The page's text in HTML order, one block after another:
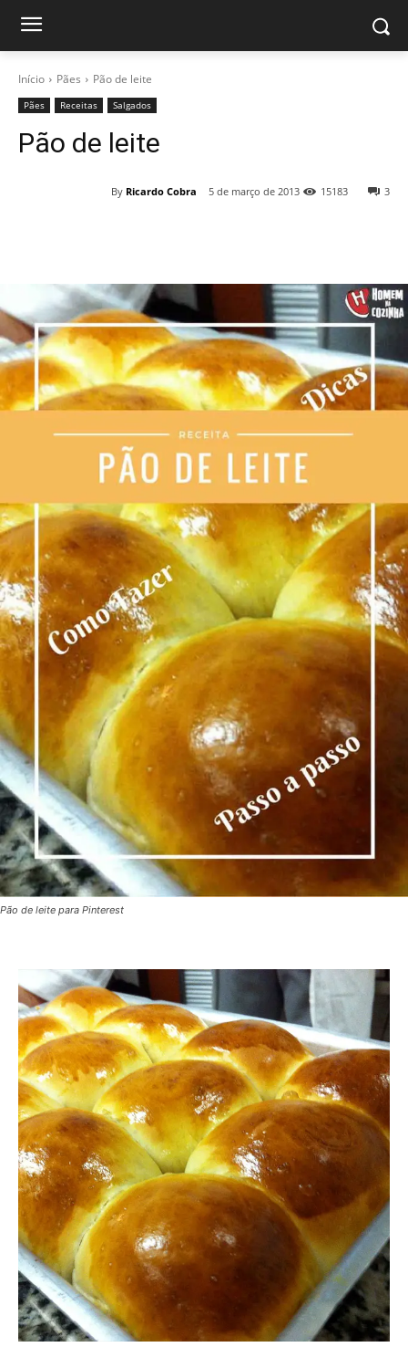
Início Pães Pão de leite
Pães Receitas Salgados
Pão de leite
By Ricardo Cobra 5 de março de 2013 3
15183
Pão de leite para Pinterest